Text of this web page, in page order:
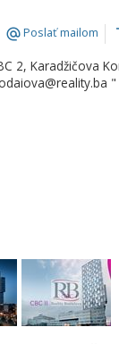
alternate_emailPoslať mailom
2, Karadžičova
"